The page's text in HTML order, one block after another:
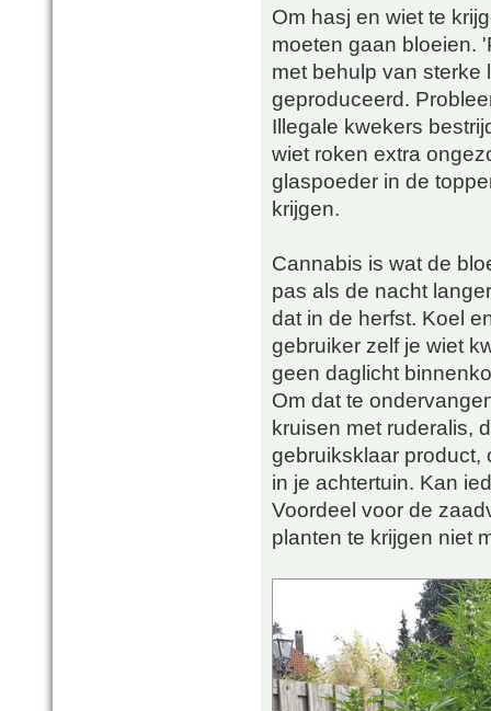
Om hasj en wiet te
moeten gaan bloeien.
met behulp van sterke
geproduceerd.
Illegale kwekers
wiet roken extra
glaspoeder in de
krijgen.
Cannabis is wat de
pas als de nacht
dat in de herfst. Koel
gebruiker zelf je wiet
geen daglicht
Om dat te
kruisen met ruderalis,
gebruiksklaar product,
in je achtertuin. Kan
Voordeel voor de
planten te krijgen niet